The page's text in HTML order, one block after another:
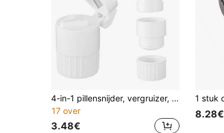
4-in-1 pillensnijder, vergruizer, opbergdoos, multifunctionele reisorganizer, dagelijkse dispenser
17 over
3.48€
8.28€